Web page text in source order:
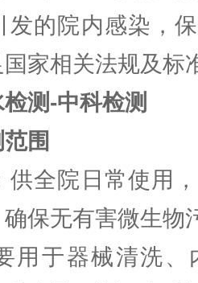
发的院内感染，
家相关法规及标
测-中科检测
围
供全院日常使用
保无有害微生物
用于器械清洗、